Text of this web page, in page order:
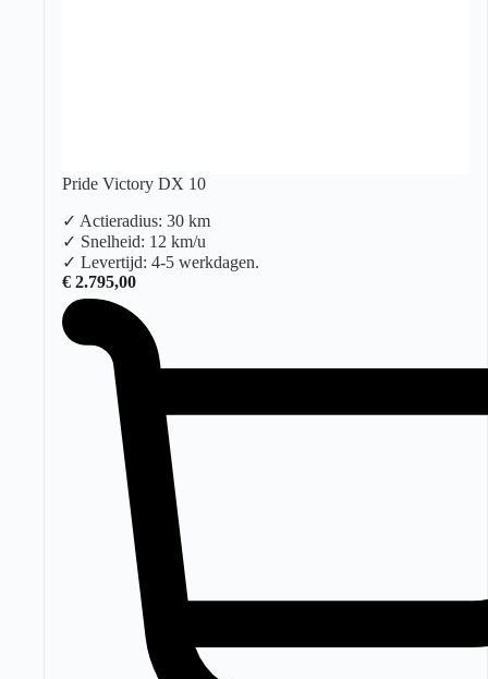
Pride Victory DX 10
✓ Actieradius: 30 km
✓ Snelheid: 12 km/u
✓ Levertijd: 4-5 werkdagen.
€ 2.795,00